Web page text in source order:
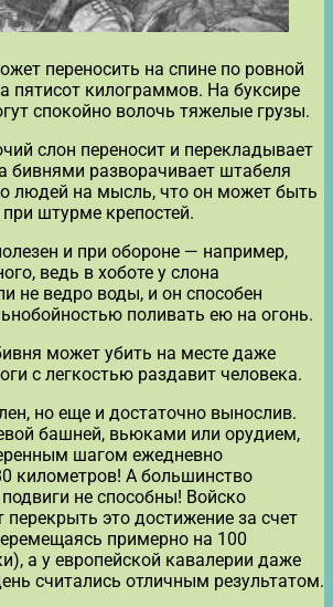
переносить на спине по ровной
пятисот килограммов. На буксире
спокойно волочь тяжелые грузы.
слон переносит и перекладывает
бивнями разворачивает штабеля
людей на мысль, что он может быть
штурме крепостей.
и при обороне — например,
ведь в хоботе у слона
не ведро воды, и он способен
поливать ею на огонь.
может убить на месте даже
с легкостью раздавит человека.
но еще и достаточно вынослив.
башней, вьюками или орудием,
шагом ежедневно
километров! А большинство
не способны! Войско
это достижение за счет
примерно на 100
а у европейской кавалерии даже
считались отличным результатом.